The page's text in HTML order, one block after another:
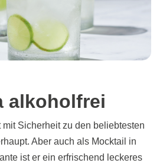
alkoholfrei
Sicherheit zu den beliebtesten
Aber auch als Mocktail in
ist er ein erfrischend leckeres